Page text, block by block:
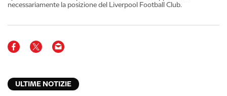
necessariamente la posizione del Liverpool Football Club.
ULTIME NOTIZIE